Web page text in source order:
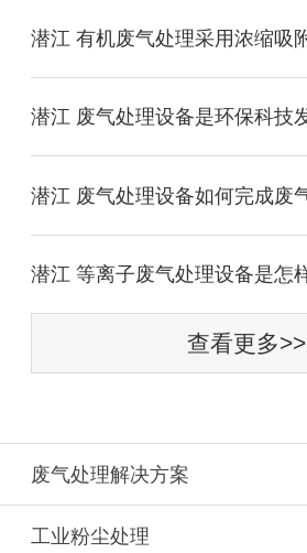
查看更多>>
废气处理解决方案
工业粉尘处理